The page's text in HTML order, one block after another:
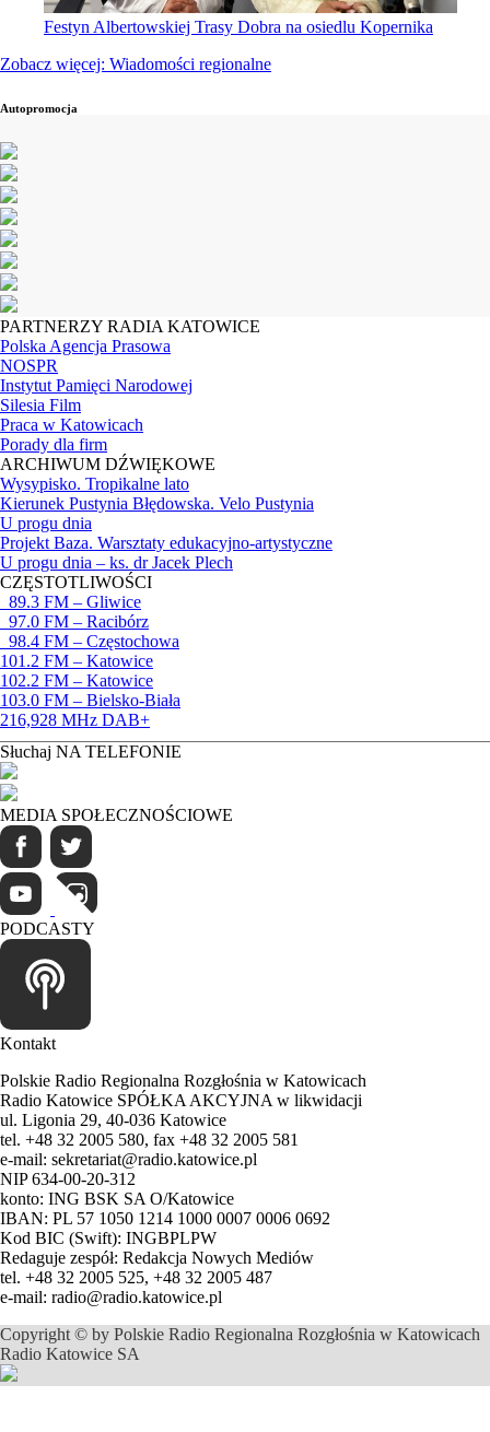
Festyn Albertowskiej Trasy Dobra na osiedlu Kopernika
Zobacz więcej: Wiadomości regionalne
Autopromocja
PARTNERZY RADIA KATOWICE
Polska Agencja Prasowa
NOSPR
Instytut Pamięci Narodowej
Silesia Film
Praca w Katowicach
Porady dla firm
ARCHIWUM DŹWIĘKOWE
Wysypisko. Tropikalne lato
Kierunek Pustynia Błędowska. Velo Pustynia
U progu dnia
Projekt Baza. Warsztaty edukacyjno-artystyczne
U progu dnia – ks. dr Jacek Plech
CZĘSTOTLIWOŚCI
89.3 FM – Gliwice
97.0 FM – Racibórz
98.4 FM – Częstochowa
101.2 FM – Katowice
102.2 FM – Katowice
103.0 FM – Bielsko-Biała
216,928 MHz DAB+
Słuchaj NA TELEFONIE
MEDIA SPOŁECZNOŚCIOWE
PODCASTY
Kontakt
Polskie Radio Regionalna Rozgłośnia w Katowicach
Radio Katowice SPÓŁKA AKCYJNA w likwidacji
ul. Ligonia 29, 40-036 Katowice
tel. +48 32 2005 580, fax +48 32 2005 581
e-mail: sekretariat@radio.katowice.pl
NIP 634-00-20-312
konto: ING BSK SA O/Katowice
IBAN: PL 57 1050 1214 1000 0007 0006 0692
Kod BIC (Swift): INGBPLPW
Redaguje zespół: Redakcja Nowych Mediów
tel. +48 32 2005 525, +48 32 2005 487
e-mail: radio@radio.katowice.pl
Copyright © by Polskie Radio Regionalna Rozgłośnia w Katowicach
Radio Katowice SA